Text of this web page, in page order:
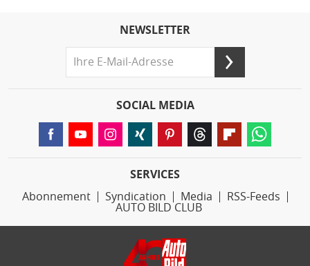
NEWSLETTER
SOCIAL MEDIA
SERVICES
Abonnement
Syndication Media
RSS-Feeds
AUTO BILD CLUB